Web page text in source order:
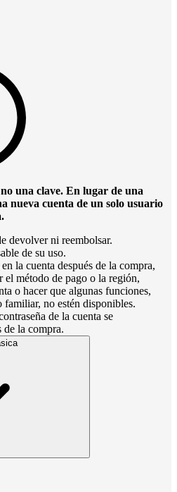
una clave. En lugar de una
nueva cuenta de un solo usuario
devolver ni reembolsar.
de su uso.
la cuenta después de la compra,
el método de pago o la región,
o hacer que algunas funciones,
no estén disponibles.
de la cuenta se
de la compra.